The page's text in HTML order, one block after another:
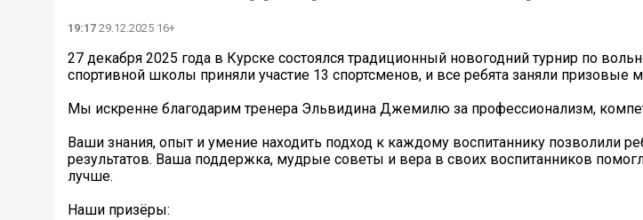
19:17 29.12.2025 16+
27 декабря 2025 года в Курске состоялся традиционный новогодний турнир по
спортивной школы приняли участие 13 спортсменов, и все ребята заняли призовые
Мы искренне благодарим тренера Эльвидина Джемилю за профессионализм,
Ваши знания, опыт и умение находить подход к каждому воспитаннику позволили
результатов. Ваша поддержка, мудрые советы и вера в своих воспитанников
лучше.
Наши призёры: